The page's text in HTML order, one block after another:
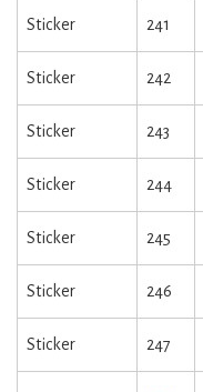
Sticker 241
Sticker 242
Sticker 243
Sticker 244
Sticker 245
Sticker 246
Sticker 247